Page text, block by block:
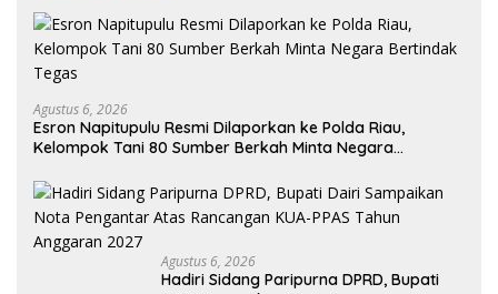
Agustus 6, 2026
Esron Napitupulu Resmi Dilaporkan ke Polda Riau,
Kelompok Tani 80 Sumber Berkah Minta Negara
Agustus 6, 2026
Hadiri Sidang Paripurna DPRD, Bupati